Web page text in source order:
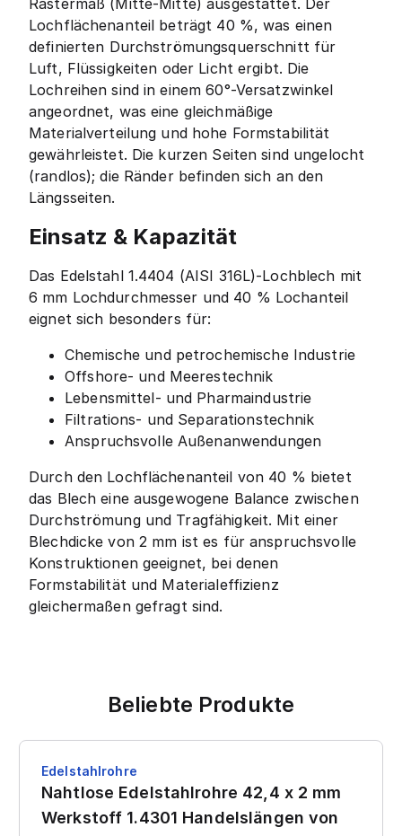
Lochflächenanteil beträgt 40 %, was einen
definierten Durchströmungsquerschnitt für
Luft, Flüssigkeiten oder Licht ergibt. Die
Lochreihen sind in einem 60°-Versatzwinkel
angeordnet, was eine gleichmäßige
Materialverteilung und hohe Formstabilität
gewährleistet. Die kurzen Seiten sind ungelocht
(randlos); die Ränder befinden sich an den
Längsseiten.
Einsatz & Kapazität
Das Edelstahl 1.4404 (AISI 316L)-Lochblech mit
6 mm Lochdurchmesser und 40 % Lochanteil
eignet sich besonders für:
Chemische und petrochemische Industrie
Offshore- und Meerestechnik
Lebensmittel- und Pharmaindustrie
Filtrations- und Separationstechnik
Anspruchsvolle Außenanwendungen
Durch den Lochflächenanteil von 40 % bietet
das Blech eine ausgewogene Balance zwischen
Durchströmung und Tragfähigkeit. Mit einer
Blechdicke von 2 mm ist es für anspruchsvolle
Konstruktionen geeignet, bei denen
Formstabilität und Materialeffizienz
gleichermaßen gefragt sind.
Beliebte Produkte
Edelstahlrohre
Nahtlose Edelstahlrohre 42,4 x 2 mm
Werkstoff 1.4301 Handelslängen von